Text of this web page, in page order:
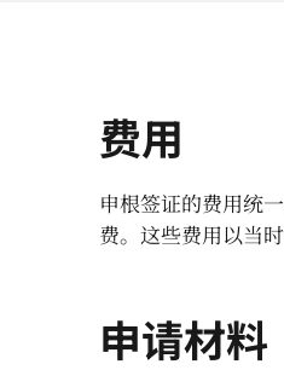
费用
申根签证的费用统
费。这些费用以当
申请材料